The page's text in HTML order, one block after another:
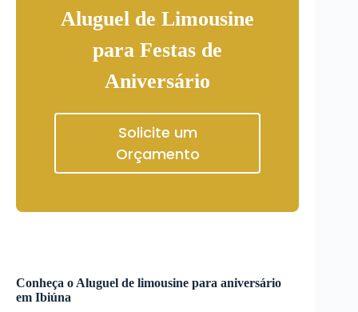
Aluguel de Limousine
para Festas de
Aniversário
Solicite um
Orçamento
Conheça o Aluguel de limousine para aniversário
em Ibiúna